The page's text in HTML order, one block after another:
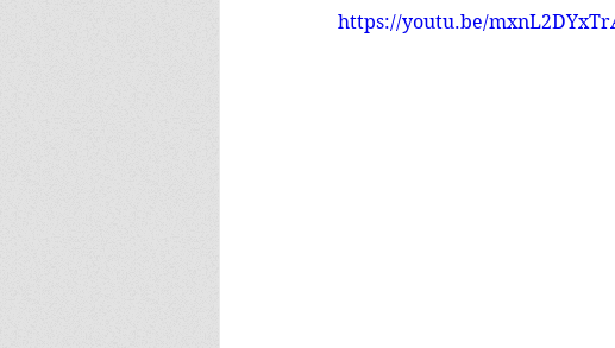
https://youtu.be/